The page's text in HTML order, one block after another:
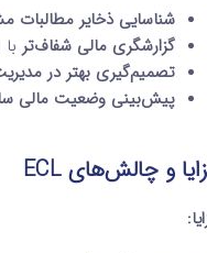
شناسایی ذخایر مطالبات
گزارشگری مالی شفاف‌تر
تصمیم‌گیری بهتر در
پیش‌بینی وضعیت مالی
و چالش‌های
: